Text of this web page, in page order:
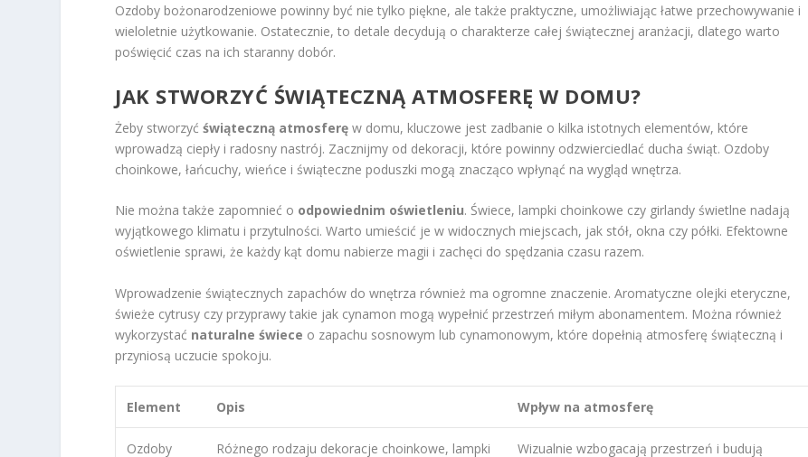
Ozdoby bożonarodzeniowe powinny być nie tylko piękne, ale także praktyczne, umożliwiając łatwe przechowywanie i
wieloletnie użytkowanie. Ostatecznie, to detale decydują o charakterze całej świątecznej aranżacji, dlatego warto
poświęcić czas na ich staranny dobór.
JAK STWORZYĆ ŚWIĄTECZNĄ ATMOSFERĘ W DOMU?
Żeby stworzyćświąteczną atmosferę w domu, kluczowe jest zadbanie o kilka istotnych elementów, które
wprowadzą ciepły i radosny nastrój. Zacznijmy od dekoracji, które powinny odzwierciedlać ducha świąt. Ozdoby
choinkowe, łańcuchy, wieńce i świąteczne poduszki mogą znacząco wpłynąć na wygląd wnętrza.
Nie można także zapomnieć o odpowiednim oświetleniu. Świece, lampki choinkowe czy girlandy świetlne nadają
wyjątkowego klimatu i przytulności. Warto umieścić je w widocznych miejscach, jak stół, okna czy półki. Efektowne
oświetlenie sprawi, że każdy kąt domu nabierze magii i zachęci do spędzania czasu razem.
Wprowadzenie świątecznych zapachów do wnętrza również ma ogromne znaczenie. Aromatyczne olejki eteryczne,
świeże cytrusy czy przyprawy takie jak cynamon mogą wypełnić przestrzeń miłym abonamentem. Można również
wykorzystać naturalne świece o zapachu sosnowym lub cynamonowym, które dopełnią atmosferę świąteczną i
przyniosą uczucie spokoju.
Element Opis Wpływ na atmosferę
Ozdoby Różnego rodzaju dekoracje choinkowe, lampki Wizualnie wzbogacają przestrzeń i budują